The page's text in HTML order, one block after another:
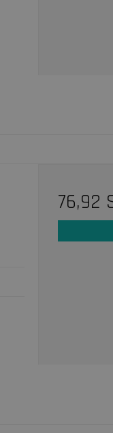
76,92